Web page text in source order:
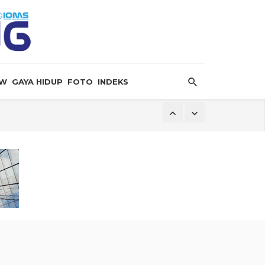
GAYA HIDUP FOTO INDEKS